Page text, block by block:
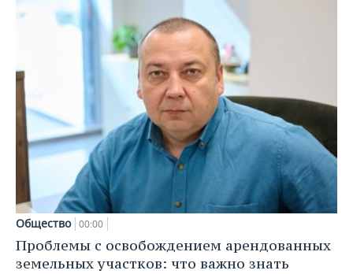
Общество 00:00
Проблемы с освобождением арендованных
земельных участков: что важно знать